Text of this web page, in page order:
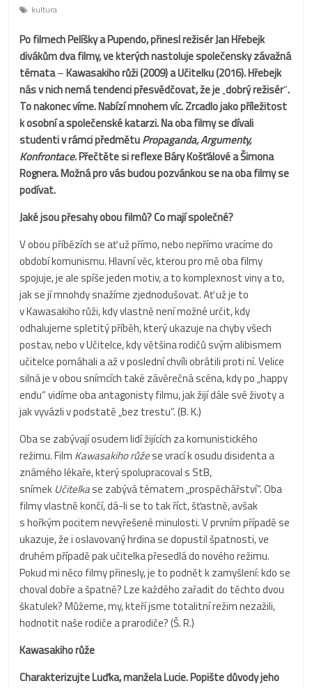
kultura
Po filmech Pelíšky a Pupendo, přinesl režisér Jan Hřebejk
divákům dva filmy, ve kterých nastoluje společensky závažná
témata–⁠Kawasakiho růži (2009) a Učitelku (2016). Hřebejk
nás v nich nemá tendenci přesvědčovat, že je„dobrý režisér“.
To nakonec víme. Nabízí mnohem víc. Zrcadlo jako příležitost
k osobní a společenské katarzi. Na oba filmy se dívali
studenti v rámci předmětuPropaganda, Argumenty,
Konfrontace. Přečtěte si reflexe Báry Košťálové a Šimona
Rognera. Možná pro vás budou pozvánkou se na oba filmy se
podívat.
Jaké jsou přesahy obou filmů? Co mají společné?
V obou příbězích se ať už přímo, nebo nepřímo vracíme do
období komunismu. Hlavní věc, kterou pro mě oba filmy
spojuje, je ale spíše jeden motiv, a to komplexnost viny a to,
jak se jí mnohdy snažíme zjednodušovat. Ať už je to
v Kawasakiho růži, kdy vlastně není možné určit, kdy
odhalujeme spletitý příběh, který ukazuje na chyby všech
postav, nebo v Učitelce, kdy většina rodičů svým alibismem
učitelce pomáhali a až v poslední chvíli obrátili proti ní. Velice
silná je v obou snímcích také závěrečná scéna, kdy po „happy
endu“ vidíme oba antagonisty filmu, jak žijí dále své životy a
jak vyvázli v podstatě „bez trestu“. (B. K.)
Oba se zabývají osudem lidí žijících za komunistického
režimu. Film Kawasakiho růžese vrací k osudu disidenta a
známého lékaře, který spolupracoval s StB,
snímek Učitelkase zabývá tématem „prospěchářství“. Oba
filmy vlastně končí, dá-li se to tak říct, šťastně, avšak
s hořkým pocitem nevyřešené minulosti. V prvním případě se
ukazuje, že i oslavovaný hrdina se dopustil špatnosti, ve
druhém případě pak učitelka přesedlá do nového režimu.
Pokud mi něco filmy přinesly, je to podnět k zamyšlení: kdo se
choval dobře a špatně? Lze každého zařadit do těchto dvou
škatulek? Můžeme, my, kteří jsme totalitní režim nezažili,
hodnotit naše rodiče a prarodiče? (Š. R.)
Kawasakiho růže
Charakterizujte Luďka, manžela Lucie. Popište důvody jeho